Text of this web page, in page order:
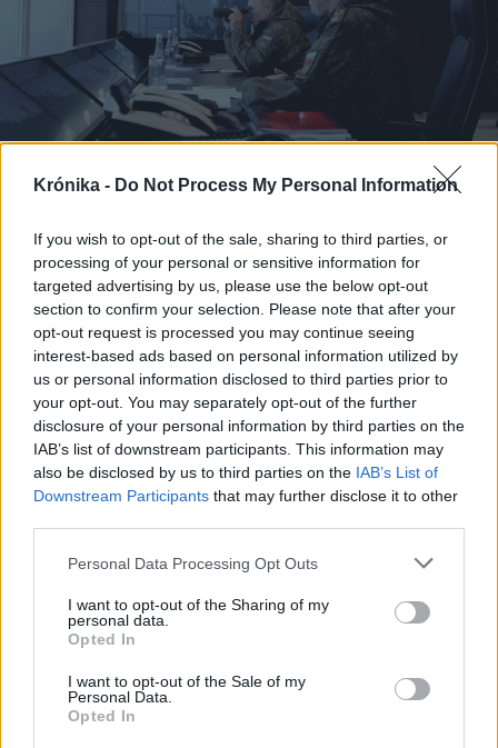
Krónika - Do Not Process My Personal Information
If you wish to opt-out of the sale, sharing to third parties, or
processing of your personal or sensitive information for
targeted advertising by us, please use the below opt-out
section to confirm your selection. Please note that after your
opt-out request is processed you may continue seeing
interest-based ads based on personal information utilized by
us or personal information disclosed to third parties prior to
your opt-out. You may separately opt-out of the further
disclosure of your personal information by third parties on the
IAB’s list of downstream participants. This information may
also be disclosed by us to third parties on the IAB’s List of
Downstream Participants that may further disclose it to other
Personal Data Processing Opt Outs
I want to opt-out of the Sharing of my
personal data.
Opted In
I want to opt-out of the Sale of my
Personal Data.
Opted In
2023. január 25., szerda
Moszkva szerint az ukrán
válaszcsapás mérlegelése igazolja
az orosz invázió helyességét